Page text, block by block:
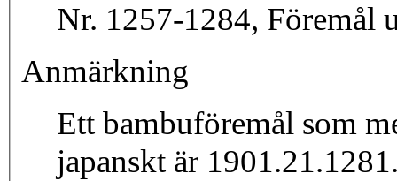
Nr. 1257-1284, Föremål
Anmärkning
Ett bambuföremål som
japanskt är